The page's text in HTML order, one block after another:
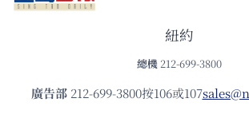
紐約
總機 212-699-3800
廣告部212-699-3800按106或107